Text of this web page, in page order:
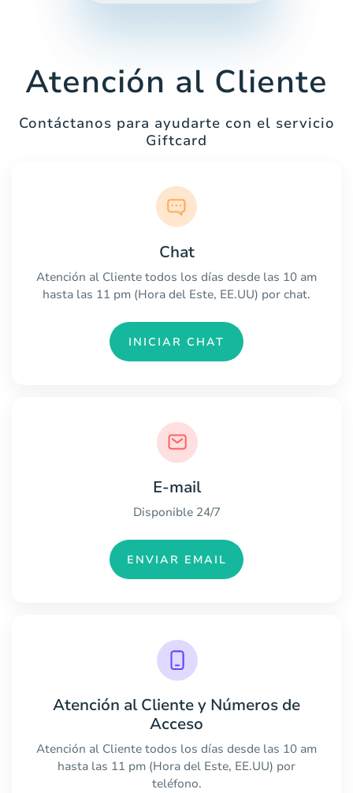
Atención al Cliente
Contáctanos para ayudarte con el servicio
Giftcard
Chat
Atención al Cliente todos los días desde las 10 am
hasta las 11 pm (Hora del Este, EE.UU) por chat.
INICIAR CHAT
E-mail
Disponible 24/7
ENVIAR EMAIL
Atención al Cliente y Números de
Acceso
Atención al Cliente todos los días desde las 10 am
hasta las 11 pm (Hora del Este, EE.UU) por
teléfono.